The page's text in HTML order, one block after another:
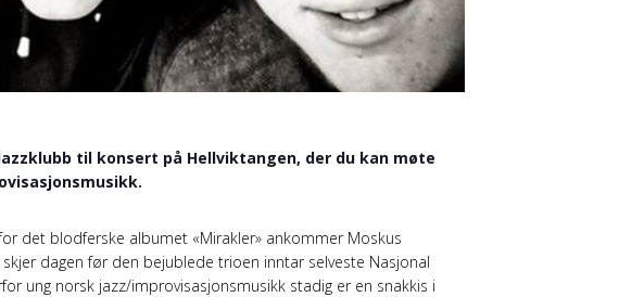
til konsert på Hellviktangen, der du kan møte
det blodferske albumet «Mirakler» ankommer Moskus
dagen før den bejublede trioen inntar selveste Nasjonal
ung norsk jazz/improvisasjonsmusikk stadig er en snakkis i